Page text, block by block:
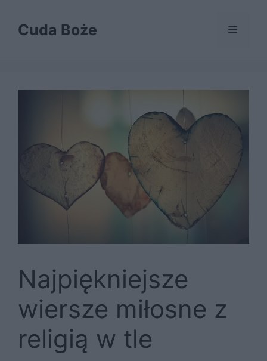
treściCuda Boże Menu
Najpiękniejsze
wiersze miłosne z
religią w tle